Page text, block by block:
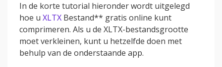
In de korte tutorial hieronder wordt uitgelegd
hoe u XLTX Bestand** gratis online kunt
comprimeren. Als u de XLTX-bestandsgrootte
moet verkleinen, kunt u hetzelfde doen met
behulp van de onderstaande app.